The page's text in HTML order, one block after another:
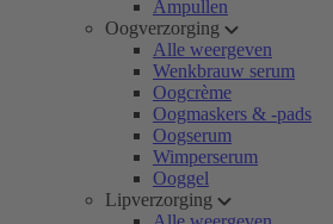
Ampullen
Oogverzorging
Alle weergeven
Wenkbrauw serum
Oogcrème
Oogmaskers & -pads
Oogserum
Wimperserum
Ooggel
Lipverzorging